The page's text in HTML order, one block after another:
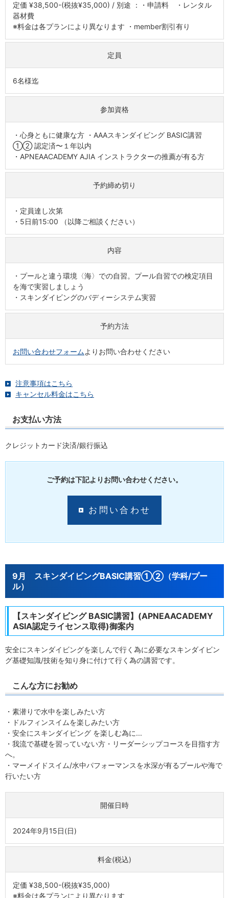
定価 ¥38,500-(税抜¥35,000) / 別途 ：・申請料 ・レンタル
器材費
※料金は各プランにより異なります ・member割引有り
定員
6名様迄
参加資格
・心身ともに健康な方 ・AAAスキンダイビング BASIC講習
①② 認定済〜１年以内
・APNEAACADEMY AJIA インストラクターの推薦が有る方
予約締め切り
・定員達し次第
・5日前15:00 （以降ご相談ください）
内容
・プールと違う環境〈海〉での自習。プール自習での検定項目
を海で実習しましょう
・スキンダイビングのバディーシステム実習
予約方法
お問い合わせフォームよりお問い合わせください
注意事項はこちら
キャンセル料金はこちら
お支払い方法
クレジットカード決済/銀行振込
ご予約は下記よりお問い合わせください。
お問い合わせ
9月 スキンダイビングBASIC講習①②（学科/プー
ル）
【スキンダイビング BASIC講習】(APNEAACADEMY
ASIA認定ライセンス取得)御案内
安全にスキンダイビングを楽しんで行く為に必要なスキンダイビン
グ基礎知識/技術を知り身に付けて行く為の講習です。
こんな方にお勧め
・素潜りで水中を楽しみたい方
・ドルフィンスイムを楽しみたい方
・安全にスキンダイビング を楽しむ為に...
・我流で基礎を習っていない方・リーダーシップコースを目指す方
へ。
・マーメイドスイム/水中パフォーマンスを水深が有るプールや海で
行いたい方
開催日時
2024年9月15日(日)
料金(税込)
定価 ¥38,500-(税抜¥35,000)
※料金は各プランにより異なります